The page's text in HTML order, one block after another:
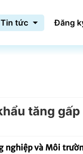
Tin tức Đăng
tăng gấp
nghiệp và Môi